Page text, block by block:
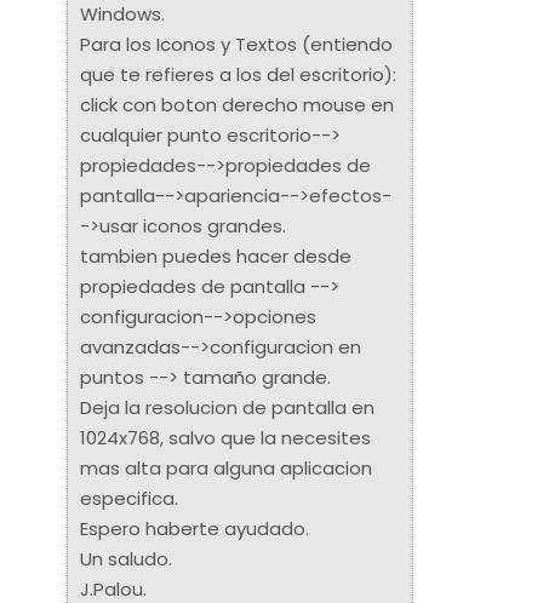
Windows.
Para los Iconos y Textos (entiendo
que te refieres a los del escritorio):
click con boton derecho mouse en
cualquier punto escritorio-->
propiedades-->propiedades de
pantalla-->apariencia-->efectos-
->usar iconos grandes.
tambien puedes hacer desde
propiedades de pantalla -->
configuracion-->opciones
avanzadas-->configuracion en
puntos --> tamaño grande.
Deja la resolucion de pantalla en
1024x768, salvo que la necesites
mas alta para alguna aplicacion
especifica.
Espero haberte ayudado.
Un saludo.
J.Palou.